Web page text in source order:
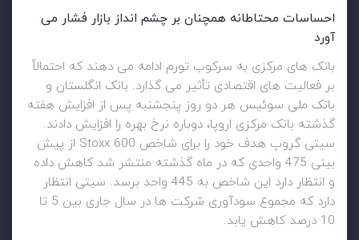
احساسات محتاطانه همچنان بر چشم انداز بازار فشار می
آورد
بانک های مرکزی به سرکوب تورم ادامه می دهند که احتمالاً
بر فعالیت های اقتصادی تأثیر می گذارد. بانک انگلستان و
بانک ملی سوئیس هر دو روز پنجشنبه پس از افزایش هفته
گذشته بانک مرکزی اروپا، دوباره نرخ بهره را افزایش دادند.
سیتی گروپ هدف خود را برای شاخص Stoxx 600 از پیش
بینی 475 واحدی که در ماه گذشته منتشر شد کاهش داده
و انتظار دارد این شاخص به 445 واحد برسد. سیتی انتظار
دارد که مجموع سودآوری شرکت ها در سال جاری بین 5 تا
10 درصد کاهش یابد.